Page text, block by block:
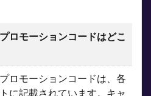
ロモーションコードはどこ
ロモーションコードは、各
に記載されています。キャ